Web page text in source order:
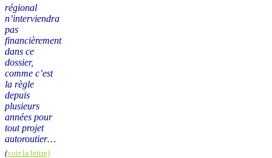
régional
n’interviendra
pas
financièrement
dans ce
dossier,
comme c’est
la règle
depuis
plusieurs
années pour
tout projet
autoroutier…
(voir la lettre)